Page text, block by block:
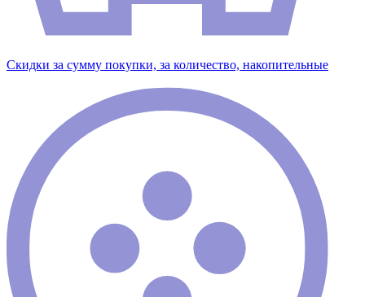
Скидки за сумму покупки, за количество, накопительные